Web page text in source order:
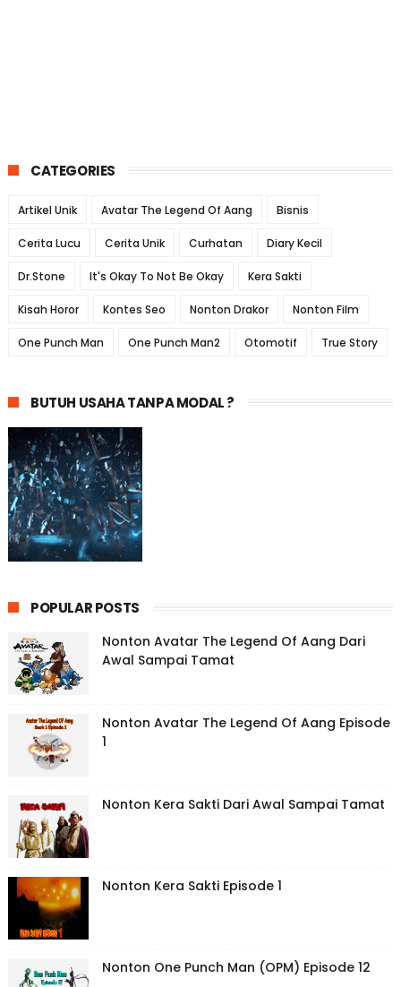
CATEGORIES
Artikel Unik Avatar The Legend Of Aang Bisnis
Cerita Lucu Cerita Unik Curhatan Diary Kecil
Dr.Stone It's Okay To Not Be Okay Kera Sakti
Kisah Horor Kontes Seo Nonton Drakor Nonton Film
One Punch Man One Punch Man2 Otomotif True Story
BUTUH USAHA TANPA MODAL ?
POPULAR POSTS
Nonton Avatar The Legend Of Aang Dari
Awal Sampai Tamat
Nonton Avatar The Legend Of Aang Episode
1
Nonton Kera Sakti Dari Awal Sampai Tamat
Nonton Kera Sakti Episode 1
Nonton One Punch Man (OPM) Episode 12